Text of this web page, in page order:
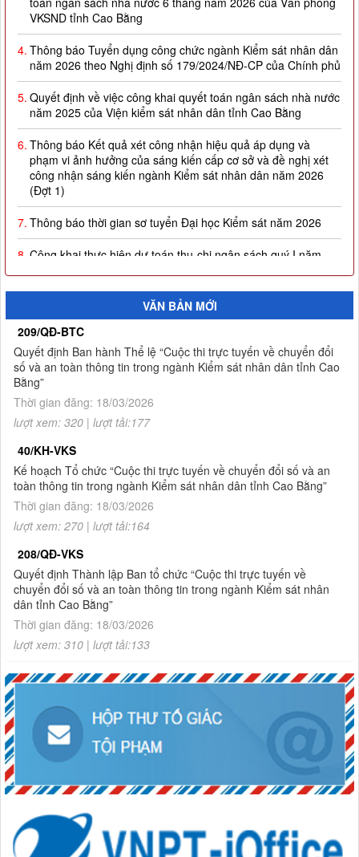
Thông báo Tuyển dụng công chức ngành Kiểm sát nhân dân
năm 2026 theo Nghị định số 179/2024/NĐ-CP của Chính phủ
Quyết định về việc công khai quyết toán ngân sách nhà nước
năm 2025 của Viện kiểm sát nhân dân tỉnh Cao Bằng
Thông báo Kết quả xét công nhận hiệu quả áp dụng và
phạm vi ảnh hưởng của sáng kiến cấp cơ sở và đề nghị xét
công nhận sáng kiến ngành Kiểm sát nhân dân năm 2026
(Đợt 1)
Thông báo thời gian sơ tuyển Đại học Kiểm sát năm 2026
Công khai thực hiện dự toán thu-chi ngân sách quý I năm
2026
9.Quyết định công nhận kết quả và trao giải thưởng Cuộc thi
trực tuyến về chuyển đổi số và an toàn thông tin trong ngành
Kiểm sát nhân dân tỉnh Cao Bằng
10.
Thông báo Kết quả Cuộc thi trực tuyến về chuyển đổi số và
an toàn thông tin trong ngành Kiểm sát nhân dân tỉnh Cao
Bằng
1. Thông báo tuyển sinh đào tạo trình độ thạc sĩ ngành Luật
hình sự và tố tụng hình sự (khóa 8), ngành Luật (khóa 3) đợt
2. Quyết định về việc công bố công khai giao dự toán NSNN
năm 2026
VĂN BẢN MỚI
209/QĐ-BTC
Quyết định Ban hành Thể lệ “Cuộc thi trực tuyến về chuyển đổi
số và an toàn thông tin trong ngành Kiểm sát nhân dân tỉnh Cao
Bằng”
Thời gian đăng: 18/03/2026
lượt xem: 320 | lượt tải:177
40/KH-VKS
Kế hoạch Tổ chức “Cuộc thi trực tuyến về chuyển đổi số và an
toàn thông tin trong ngành Kiểm sát nhân dân tỉnh Cao Bằng”
Thời gian đăng: 18/03/2026
lượt xem: 270 | lượt tải:164
208/QĐ-VKS
Quyết định Thành lập Ban tổ chức “Cuộc thi trực tuyến về
chuyển đổi số và an toàn thông tin trong ngành Kiểm sát nhân
dân tỉnh Cao Bằng”
Thời gian đăng: 18/03/2026
lượt xem: 310 | lượt tải:133